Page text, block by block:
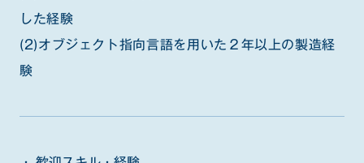
した経験
(2)オブジェクト指向言語を用いた２年以上の製造経
験